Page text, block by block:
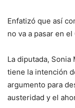
Enfatizó que así
no va a pasar en
La diputada,
tiene la intención
argumento para
austeridad y el